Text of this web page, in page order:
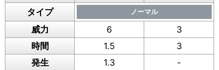
タイプ
ノーマル
威力 6
3
時間
1.5
3
発生
1.3
-